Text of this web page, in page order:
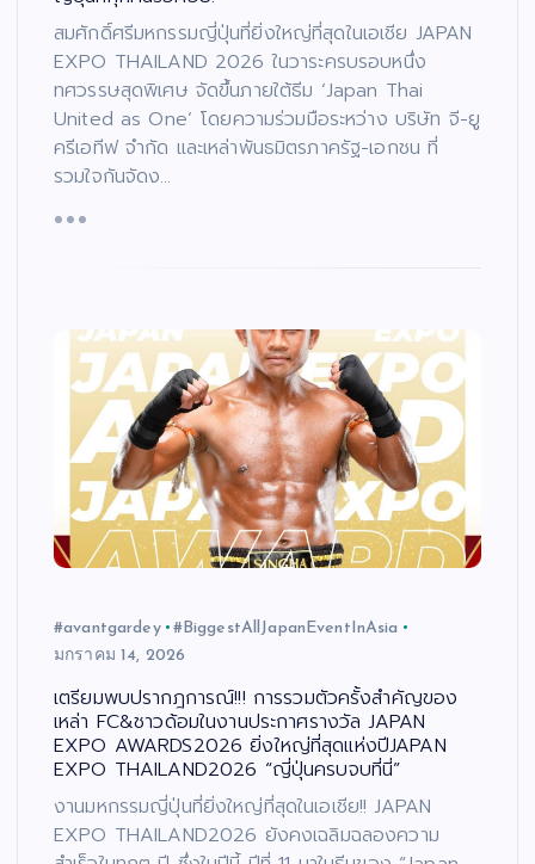
สมศักดิ์ศรีมหกรรมญี่ปุ่นที่ยิ่งใหญ่ที่สุดในเอเชีย JAPAN
EXPO THAILAND 2026 ในวาระครบรอบหนึ่ง
ทศวรรษสุดพิเศษ จัดขึ้นภายใต้ธีม ‘Japan Thai
United as One’ โดยความร่วมมือระหว่าง บริษัท จี-ยู
ครีเอทีฟ จำกัด และเหล่าพันธมิตรภาครัฐ-เอกชน ที่
รวมใจกันจัดง…
#avantgardey
#BiggestAllJapanEventInAsia
มกราคม 14, 2026
เตรียมพบปรากฎการณ์!!! การรวมตัวครั้งสำคัญของ
เหล่า FC&ชาวด้อมในงานประกาศรางวัล JAPAN
EXPO AWARDS2026 ยิ่งใหญ่ที่สุดแห่งปีJAPAN
EXPO THAILAND2026 “ญี่ปุ่นครบจบที่นี่”
งานมหกรรมญี่ปุ่นที่ยิ่งใหญ่ที่สุดในเอเชีย!! JAPAN
EXPO THAILAND2026 ยังคงเฉลิมฉลองความ